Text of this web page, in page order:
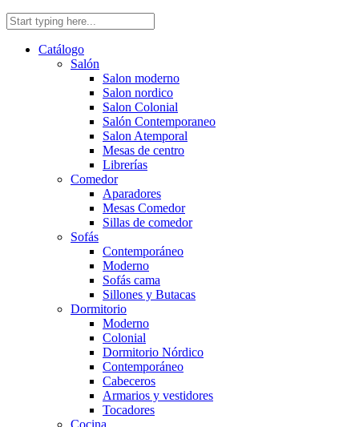
Catálogo
Salón
Salon moderno
Salon nordico
Salon Colonial
Salón Contemporaneo
Salon Atemporal
Mesas de centro
Librerías
Comedor
Aparadores
Mesas Comedor
Sillas de comedor
Sofás
Contemporáneo
Moderno
Sofás cama
Sillones y Butacas
Dormitorio
Moderno
Colonial
Dormitorio Nórdico
Contemporáneo
Cabeceros
Armarios y vestidores
Tocadores
Cocina